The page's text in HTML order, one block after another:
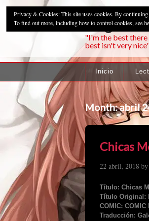
"I'm the best
best isn't very
Inicio
Month:abril
Chicas
22 abril, 2018 by
Título: Chicas
Título Original:
COMIC: COMIC
Traducción:
Privacy & Cookies: This site uses cookies. By
To find out more, including how to control cookies, see